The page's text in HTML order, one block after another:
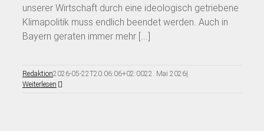
unserer Wirtschaft durch eine ideologisch getriebene
Klimapolitik muss endlich beendet werden. Auch in
Bayern geraten immer mehr [...]
Redaktion2026-05-22T20:06:06+02:0022. Mai 2026|
Weiterlesen